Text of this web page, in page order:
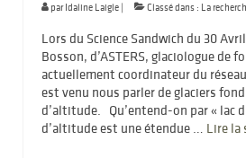
parIdaline Laigle | Classé dans : La
Lors du Science Sandwich du 30
Bosson, d’ASTERS, glaciologue de
actuellement coordinateur du
est venu nous parler de glaciers
d’altitude. Qu’entend-on par « lac
d’altitude est une étendue … Lire la